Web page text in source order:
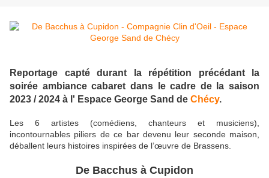
Reportage capté durant la répétition précédant la
soirée ambiance cabaret dans le cadre de la saison
2023 / 2024 à l' Espace George Sand de Chécy.
Les 6 artistes (comédiens, chanteurs et musiciens),
incontournables piliers de ce bar devenu leur seconde maison,
déballent leurs histoires inspirées de l’œuvre de Brassens.
De Bacchus à Cupidon